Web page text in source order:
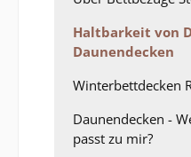
Haltbarkeit von
Daunendecken
Winterbettdecken
Daunendecken -
passt zu mir?